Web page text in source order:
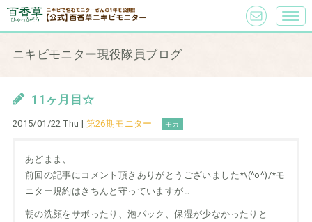
ニキビモニター現役隊員ブログ
11ヶ月目☆
2015/01/22 Thu | 第26期モニター モカ
あどまま、
前回の記事にコメント頂きありがとうございました*\(^o^)/*モ
ニター規約はきちんと守っていますが…
朝の洗顔をサボったり、泡パック、保湿が少なかったりと